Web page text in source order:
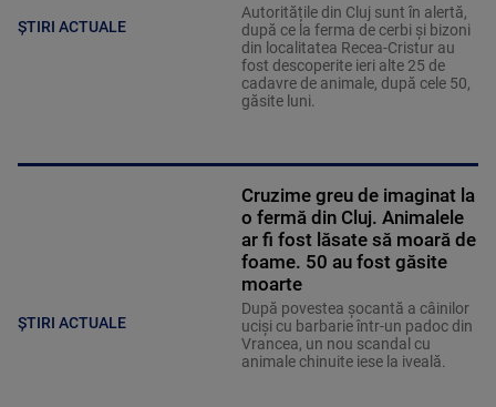
ȘTIRI ACTUALE
Autoritățile din Cluj sunt în alertă,
după ce la ferma de cerbi și bizoni
din localitatea Recea-Cristur au
fost descoperite ieri alte 25 de
cadavre de animale, după cele 50,
găsite luni.
ȘTIRI ACTUALE
Cruzime greu de imaginat la
o fermă din Cluj. Animalele
ar fi fost lăsate să moară de
foame. 50 au fost găsite
moarte
După povestea șocantă a câinilor
uciși cu barbarie într-un padoc din
Vrancea, un nou scandal cu
animale chinuite iese la iveală.